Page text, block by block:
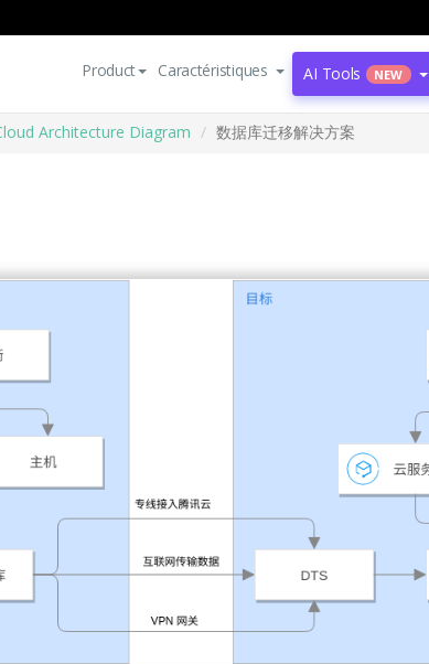
Product Caractéristiques AI Tools NEW
Architecture Diagram 数据库迁移解决方案